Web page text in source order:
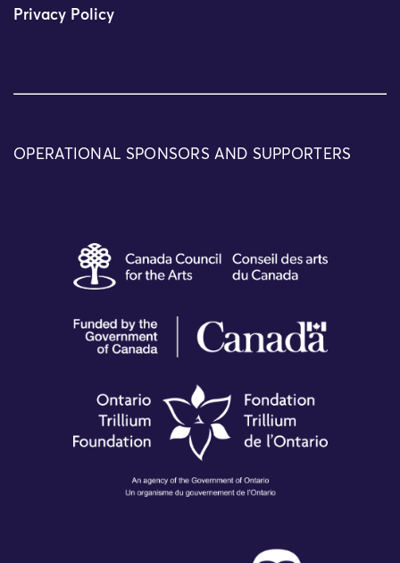
Privacy Policy
OPERATIONAL SPONSORS AND SUPPORTERS